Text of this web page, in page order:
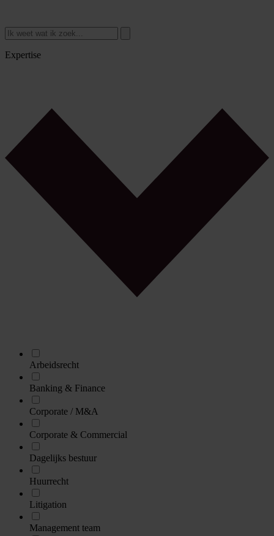
Expertise
Arbeidsrecht
Banking & Finance
Corporate / M&A
Corporate & Commercial
Dagelijks bestuur
Huurrecht
Litigation
Management team